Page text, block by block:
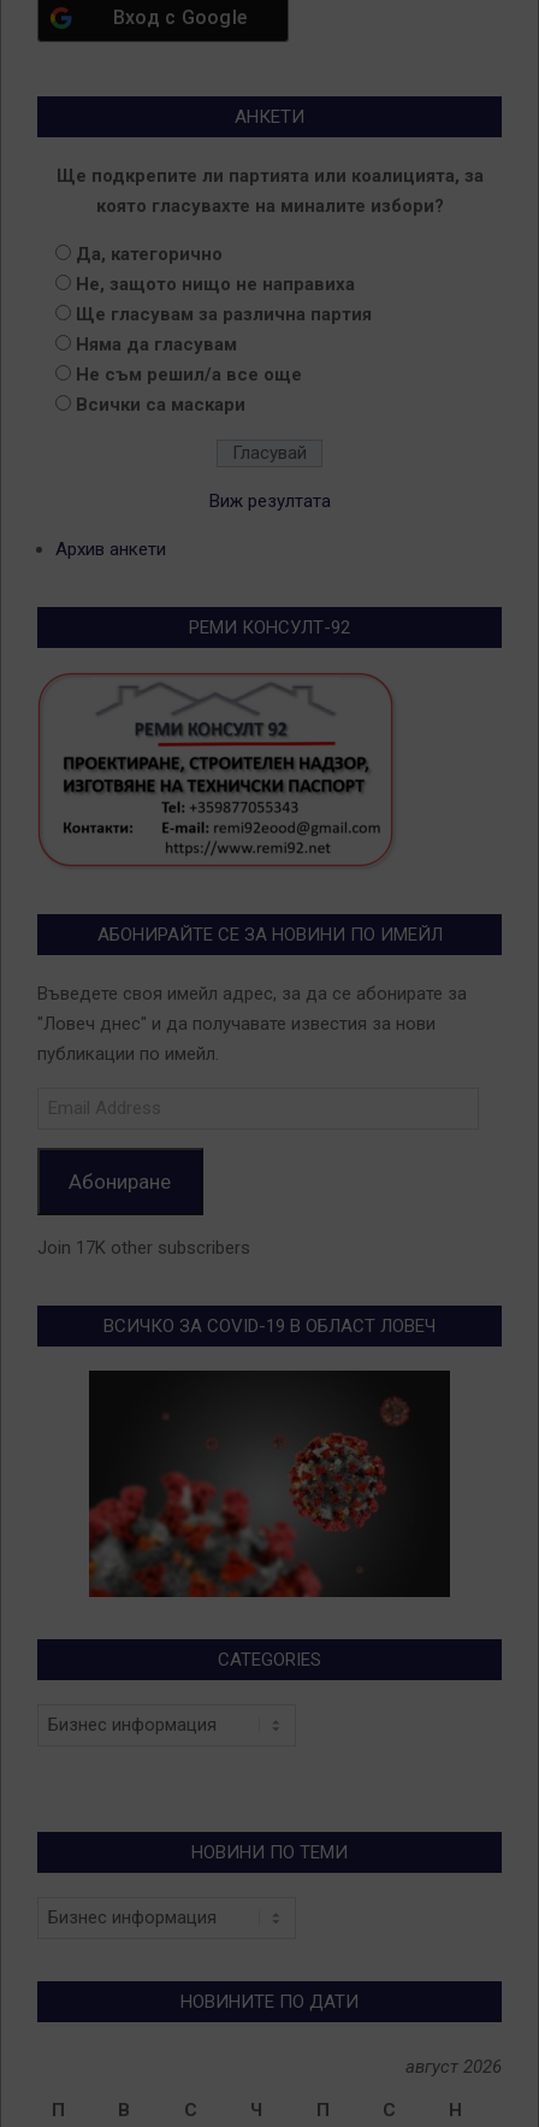
Вход с Google
АНКЕТИ
Ще подкрепите ли партията или коалицията, за
която гласувахте на миналите избори?
Да, категорично
Не, защото нищо не направиха
Ще гласувам за различна партия
Няма да гласувам
Не съм решил/а все още
Всички са маскари
Виж резултата
Архив анкети
РЕМИ КОНСУЛТ-92
АБОНИРАЙТЕ СЕ ЗА НОВИНИ ПО ИМЕЙЛ
Въведете своя имейл адрес, за да се абонирате за
"Ловеч днес" и да получавате известия за нови
публикации по имейл.
Абониране
Join 17K other subscribers
ВСИЧКО ЗА COVID-19 В ОБЛАСТ ЛОВЕЧ
CATEGORIES
Categories
НОВИНИ ПО ТЕМИ
Новини
НОВИНИТЕ ПО ДАТИ
август 2026
П
В С Ч П С Н